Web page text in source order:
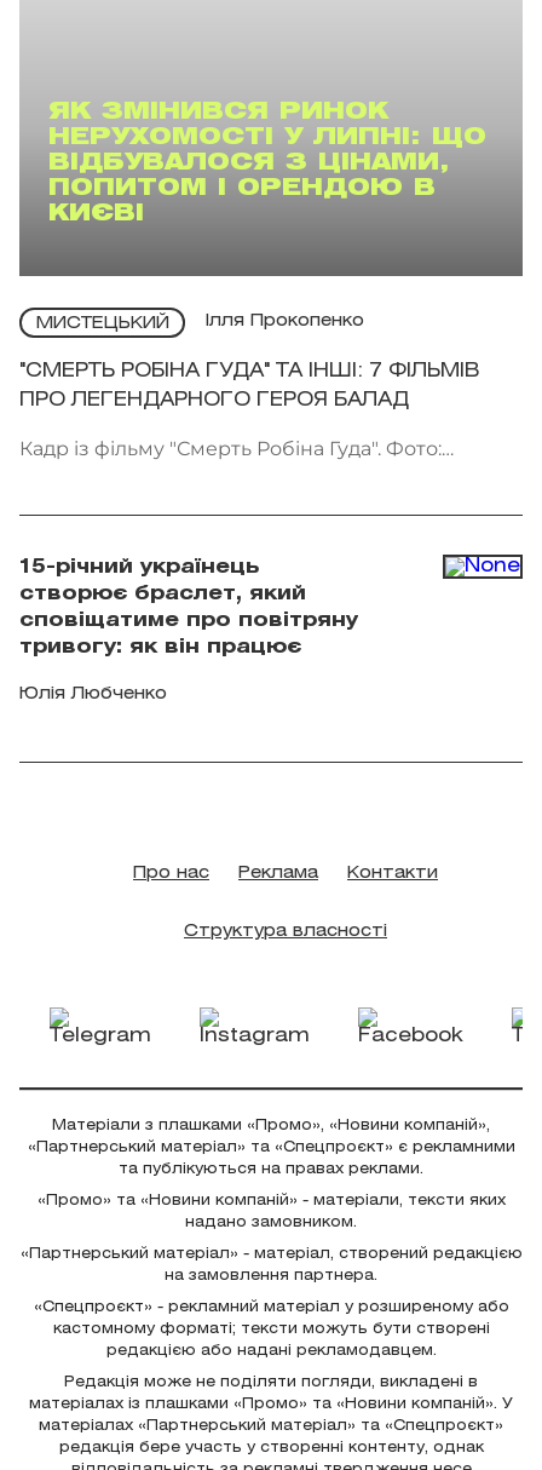
ЯК ЗМІНИВСЯ РИНОК
НЕРУХОМОСТІ У ЛИПНІ: ЩО
ВІДБУВАЛОСЯ З ЦІНАМИ,
ПОПИТОМ І ОРЕНДОЮ В
КИЄВІ
МИСТЕЦЬКИЙ Ілля Прокопенко
"СМЕРТЬ РОБІНА ГУДА" ТА ІНШІ: 7 ФІЛЬМІВ
ПРО ЛЕГЕНДАРНОГО ГЕРОЯ БАЛАД
Кадр із фільму "Смерть Робіна Гуда". Фото:
15-річний українець
створює браслет, який
сповіщатиме про повітряну
тривогу: як він працює
Юлія Любченко
Про нас Реклама Контакти
Структура власності
Матеріали з плашками «Промо», «Новини компаній»,
«Партнерський матеріал» та «Спецпроєкт» є рекламними
та публікуються на правах реклами.
«Промо» та «Новини компаній» - матеріали, тексти яких
надано замовником.
«Партнерський матеріал» - матеріал, створений редакцією
на замовлення партнера.
«Спецпроєкт» - рекламний матеріал у розширеному або
кастомному форматі; тексти можуть бути створені
редакцією або надані рекламодавцем.
Редакція може не поділяти погляди, викладені в
матеріалах із плашками «Промо» та «Новини компаній». У
матеріалах «Партнерський матеріал» та «Спецпроєкт»
редакція бере участь у створенні контенту, однак